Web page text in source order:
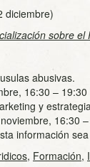
diciembre)
sobre
abusivas.
16:30 – 19:30
y
16:30
información
, Formación,